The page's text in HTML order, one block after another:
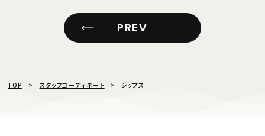
PREV
TOP スタッフコーディネート シップス